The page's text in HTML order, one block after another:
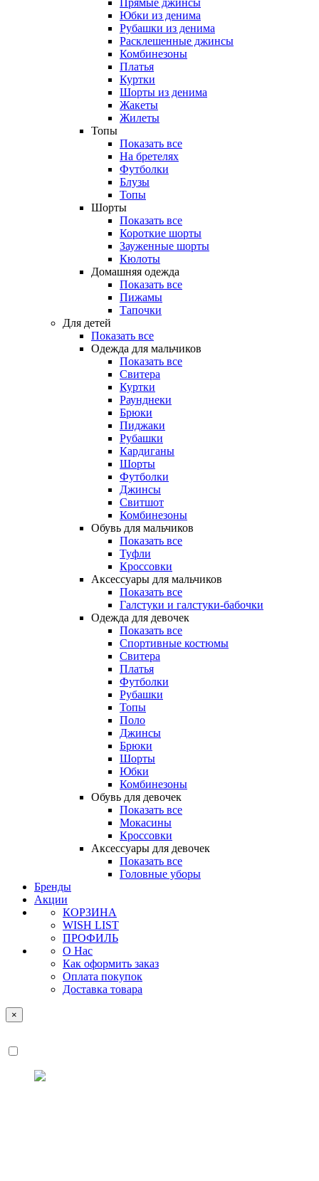
Прямые джинсы
Юбки из денима
Рубашки из денима
Расклешенные джинсы
Комбинезоны
Платья
Куртки
Шорты из денима
Жакеты
Жилеты
Топы
Показать все
На бретелях
Футболки
Блузы
Топы
Шорты
Показать все
Короткие шорты
Зауженные шорты
Кюлоты
Домашняя одежда
Показать все
Пижамы
Тапочки
Для детей
Показать все
Одежда для мальчиков
Показать все
Свитера
Куртки
Раунднеки
Брюки
Пиджаки
Рубашки
Кардиганы
Шорты
Футболки
Джинсы
Свитшот
Комбинезоны
Обувь для мальчиков
Показать все
Туфли
Кроссовки
Аксессуары для мальчиков
Показать все
Галстуки и галстуки-бабочки
Одежда для девочек
Показать все
Спортивные костюмы
Свитера
Платья
Футболки
Рубашки
Топы
Поло
Джинсы
Брюки
Шорты
Юбки
Комбинезоны
Обувь для девочек
Показать все
Мокасины
Кроссовки
Аксессуары для девочек
Показать все
Головные уборы
Бренды
Акции
КОРЗИНА
WISH LIST
ПРОФИЛЬ
О Нас
Как оформить заказ
Оплата покупок
Доставка товара
×